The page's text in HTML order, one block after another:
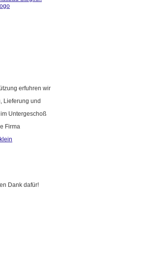
erfuhren wir
Lieferung und
Untergeschoß
Firma
Dank dafür!